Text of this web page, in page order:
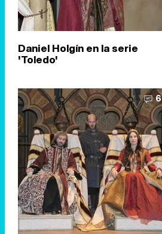
Daniel Holgín en la serie
'Toledo'
6